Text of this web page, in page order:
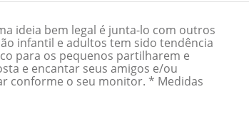
ideia bem legal é junta-lo com outros
infantil e adultos tem sido tendência
para os pequenos partilharem e
e encantar seus amigos e/ou
conforme o seu monitor. * Medidas